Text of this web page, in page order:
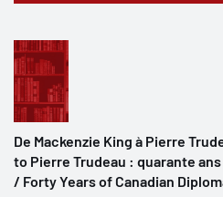
De Mackenzie King à Pierre
to Pierre Trudeau : quarante
/ Forty Years of Canadian